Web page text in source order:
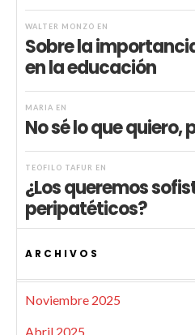
WALTER MONZÓ EN
Sobre la
en la educación
MARIA EN
No sé lo que quiero,
TEÓFILO TAFUR EN
¿Los queremos
peripatéticos?
ARCHIVOS
Noviembre 2025
Abril 2025